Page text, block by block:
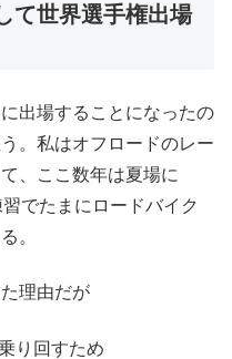
て世界選手権出場
出場することになったの
。私はオフロードのレー
、ここ数年は夏場に
でたまにロードバイク
。
理由だが
り回すため